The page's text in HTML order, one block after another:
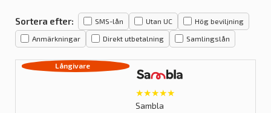
Sortera efter: SMS-lån Utan UC Hög beviljning
Anmärkningar Direkt utbetalning Samlingslån
★★★★★
Sambla